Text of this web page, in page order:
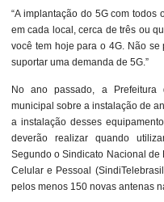
“A implantação do 5G com todos
em cada local, cerca de três ou
você tem hoje para o 4G. Não
suportar uma demanda de 5G.”
No ano passado, a Prefeitura
municipal sobre a instalação de
a instalação desses
deverão realizar quando
Segundo o Sindicato Nacional de
Celular e Pessoal
pelos menos 150 novas antenas